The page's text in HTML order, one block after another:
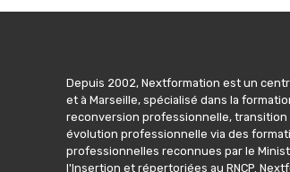
Depuis 2002, Nextformation est un
et à Marseille, spécialisé dans la
reconversion professionnelle,
évolution professionnelle via des
professionnelles reconnues par le
l'Insertion et répertoriées au RNCP.